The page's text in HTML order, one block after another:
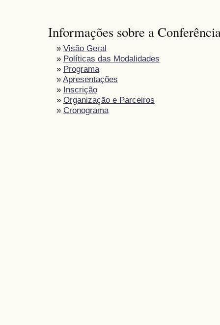
Informações sobre a
» Visão Geral
» Políticas das Modalidades
» Programa
» Apresentações
» Inscrição
» Organização e Parceiros
» Cronograma